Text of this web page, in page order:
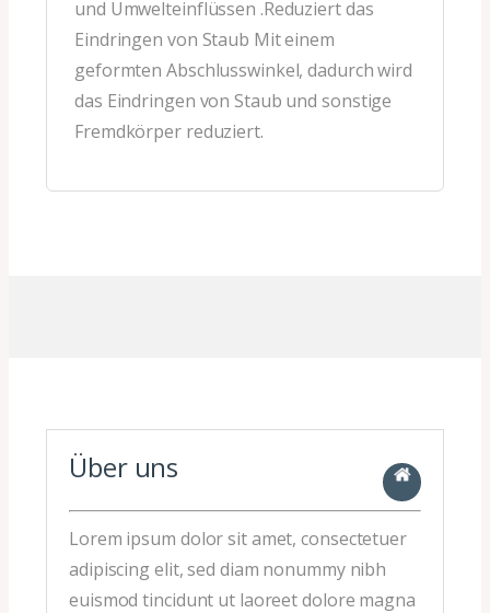
und Umwelteinflüssen .Reduziert das
Eindringen von Staub Mit einem
geformten Abschlusswinkel, dadurch wird
das Eindringen von Staub und sonstige
Fremdkörper reduziert.
Über uns
Lorem ipsum dolor sit amet, consectetuer
adipiscing elit, sed diam nonummy nibh
euismod tincidunt ut laoreet dolore magna